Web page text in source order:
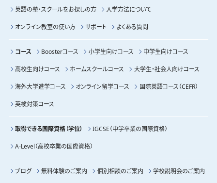
英語の塾・スクールをお探しの方 入学方法について
オンライン教室の使い方 サポート よくある質問
コース Boosterコース 小学生向けコース 中学生向けコース
高校生向けコース ホームスクールコース 大学生・社会人向けコース
海外大学進学コース オンライン留学コース 国際英語コース（CEFR）
英検対策コース
取得できる国際資格（学位） IGCSE（中学卒業の国際資格）
A-Level（高校卒業の国際資格）
ブログ 無料体験のご案内 個別相談のご案内 学校説明会のご案内